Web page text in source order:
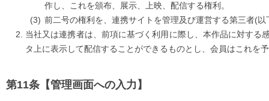
作し、これを頒布、展示、上映、配信する権利。
前二号の権利を、連携サイトを管理及び運営する第三者(
当社又は連携者は、前項に基づく利用に際し、本作品に対す
タ上に表示して配信することができるものとし、会員はこれを
【管理画面への入力】